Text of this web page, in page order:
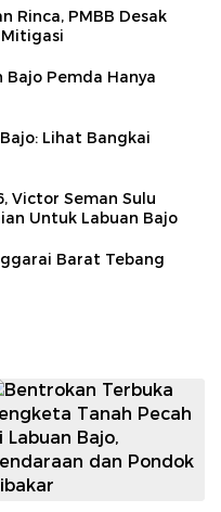
Rinca, PMBB Desak
Mitigasi
Pemda Hanya
Lihat Bangkai
Victor Seman Sulu
Untuk Labuan Bajo
Barat Tebang